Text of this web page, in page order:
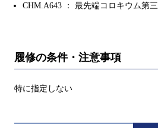
CHM.A643 ： 最先端コロキウム第三
履修の条件・注意事項
特に指定しない